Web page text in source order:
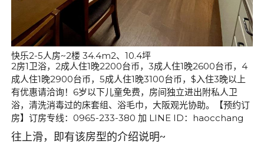
快乐2-5人房~2楼 34.4m2、10.4坪
2房1卫浴，2成人住1晚2200台币，3成人住1晚2600台币，4
成人住1晚2900台币，5成人住1晚3100台币，$入住3晚以上
有优惠请洽询！6岁以下儿童免费，房间独立进出附私人卫
浴，清洗消毒过的床套组、浴毛巾，大阪观光协助。【预约订
房】订房专线：0965-233-380 加 LINE ID：haocchang
往上滑，即有该房型的介绍说明~